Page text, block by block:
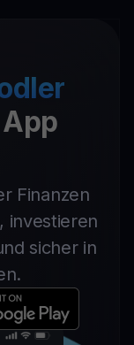
Finanzen
investieren
sicher in